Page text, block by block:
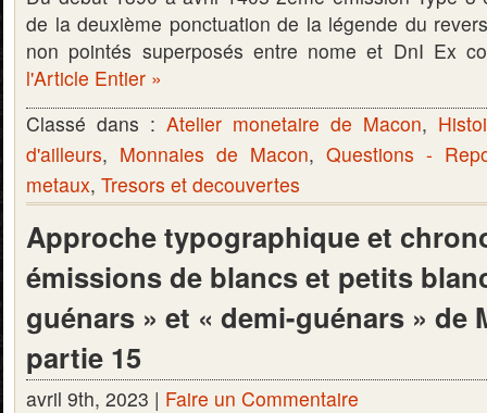
de la deuxième ponctuation de la légende du
non pointés superposés entre nome et DnI Ex
l'Article Entier »
Classé dans : Atelier monetaire de Macon,
d'ailleurs, Monnaies de Macon, Questions -
metaux, Tresors et decouvertes
Approche typographique et
émissions de blancs et petits
guénars » et « demi-guénars » de
partie 15
avril 9th, 2023 | Faire un Commentaire